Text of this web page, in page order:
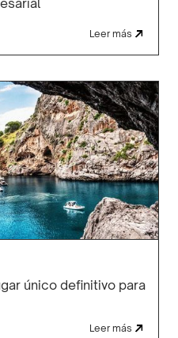
Leer más
único definitivo para
Leer más